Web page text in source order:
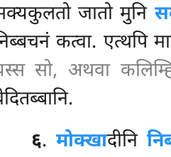
जातो मुनि
कत्वा. एत्थपि
सो, अथवा
६.मोक्खादीनि